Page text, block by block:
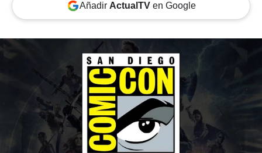
Añadir ActualTVen Google